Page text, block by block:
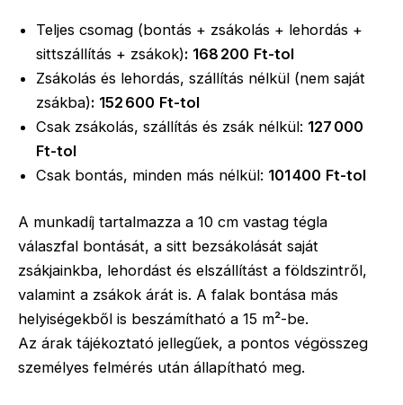
Teljes csomag (bontás + zsákolás + lehordás +
sittszállítás + zsákok): 168 200 Ft-tol
Zsákolás és lehordás, szállítás nélkül (nem saját
zsákba): 152 600 Ft-tol
Csak zsákolás, szállítás és zsák nélkül: 127 000
Ft-tol
Csak bontás, minden más nélkül: 101 400 Ft-tol
A munkadíj tartalmazza a 10 cm vastag tégla
válaszfal bontását, a sitt bezsákolását saját
zsákjainkba, lehordást és elszállítást a földszintről,
valamint a zsákok árát is. A falak bontása más
helyiségekből is beszámítható a 15 m²-be.
Az árak tájékoztató jellegűek, a pontos végösszeg
személyes felmérés után állapítható meg.